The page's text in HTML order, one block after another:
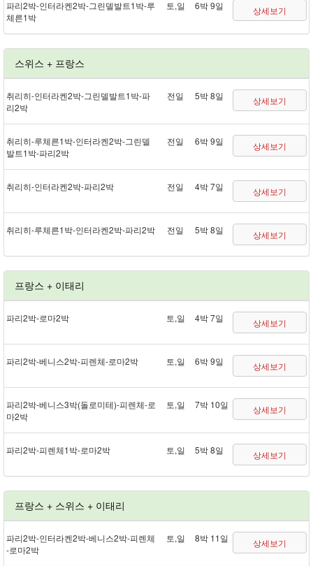
파리 2박 - 인터라켄 2박 - 그린델발트 1박 - 루
체른 1박
토,일 6박 9일 상세보기
스위스 + 프랑스
취리히 - 인터라켄 2박 - 그린델발트 1박 - 파
리 2박
전일 5박 8일 상세보기
취리히 - 루체른 1박 - 인터라켄 2박 - 그린델
발트 1박 - 파리 2박
전일 6박 9일 상세보기
취리히 - 인터라켄 2박 - 파리 2박 전일 4박 7일 상세보기
취리히 - 루체른 1박 - 인터라켄 2박 - 파리 2박 전일 5박 8일 상세보기
프랑스 + 이태리
파리 2박 - 로마 2박 토,일 4박 7일 상세보기
파리 2박 - 베니스 2박 - 피렌체 - 로마 2박 토,일 6박 9일 상세보기
파리 2박 - 베니스 3박(돌로미테) - 피렌체 - 로
마 2박
토,일 7박 10일 상세보기
파리 2박 - 피렌체 1박 - 로마 2박 토,일 5박 8일 상세보기
프랑스 + 스위스 + 이태리
파리 2박 - 인터라켄 2박 - 베니스 2박 - 피렌체
- 로마 2박
토,일 8박 11일 상세보기